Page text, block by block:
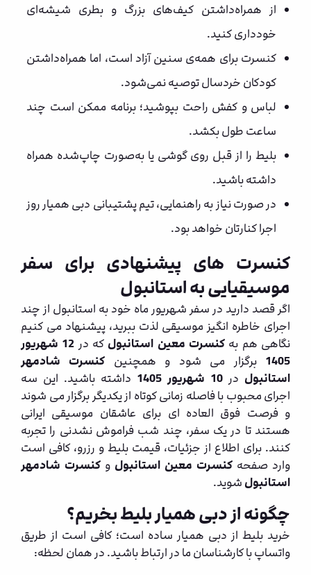
از همراه‌داشتن کیف‌های بزرگ و بطری شیشه‌ای
خودداری کنید.
کنسرت برای همه‌ی سنین آزاد است، اما همراه‌داشتن
کودکان خردسال توصیه نمی‌شود.
لباس و کفش راحت بپوشید؛ برنامه ممکن است چند
ساعت طول بکشد.
بلیط را از قبل روی گوشی یا به‌صورت چاپ‌شده همراه
داشته باشید.
در صورت نیاز به راهنمایی، تیم پشتیبانی دبی همیار روز
اجرا کنارتان خواهد بود.
کنسرت های پیشنهادی برای سفر
موسیقیایی به استانبول
اگر قصد دارید در سفر شهریور ماه خود به استانبول از چند
اجرای خاطره انگیز موسیقی لذت ببرید، پیشنهاد می کنیم
نگاهی هم به کنسرت معین استانبول که در
12 شهریور
1405 برگزار می شود و همچنین کنسرت شادمهر
استانبول در 10 شهریور 1405
داشته باشید. این سه
اجرای محبوب با فاصله زمانی کوتاه از یکدیگر برگزار می شوند
و فرصت فوق العاده ای برای عاشقان موسیقی ایرانی
هستند تا در یک سفر، چند شب فراموش نشدنی را تجربه
کنند. برای اطلاع از جزئیات، قیمت بلیط و رزرو، کافی است
وارد صفحه کنسرت معین استانبول و کنسرت شادمهر
استانبول شوید.
چگونه از دبی همیار بلیط بخریم؟
خرید بلیط از دبی همیار ساده است؛ کافی است از طریق
واتساپ با کارشناسان ما در ارتباط باشید. در همان لحظه: